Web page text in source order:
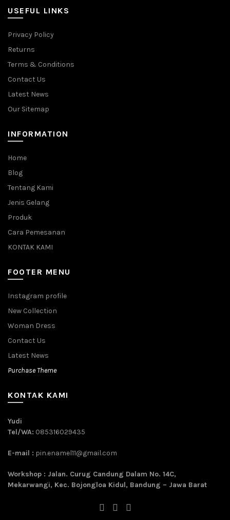
USEFUL LINKS
Privacy Policy
Returns
Terms & Conditions
Contact Us
Latest News
Our Sitemap
INFORMATION
Home
Blog
Tentang Kami
Jenis Gelang
Produk
Cara Pemesanan
KONTAK KAMI
FOOTER MENU
Instagram profile
New Collection
Woman Dress
Contact Us
Latest News
Purchase Theme
KONTAK KAMI
Yudi
Tel/WA: 085316029435
E-mail : pin.enamel11@gmail.com
Workshop : Jalan. Curug Candung Dalam No. 14C,
Mekarwangi, Kec. Bojongloa Kidul, Bandung – Jawa Barat